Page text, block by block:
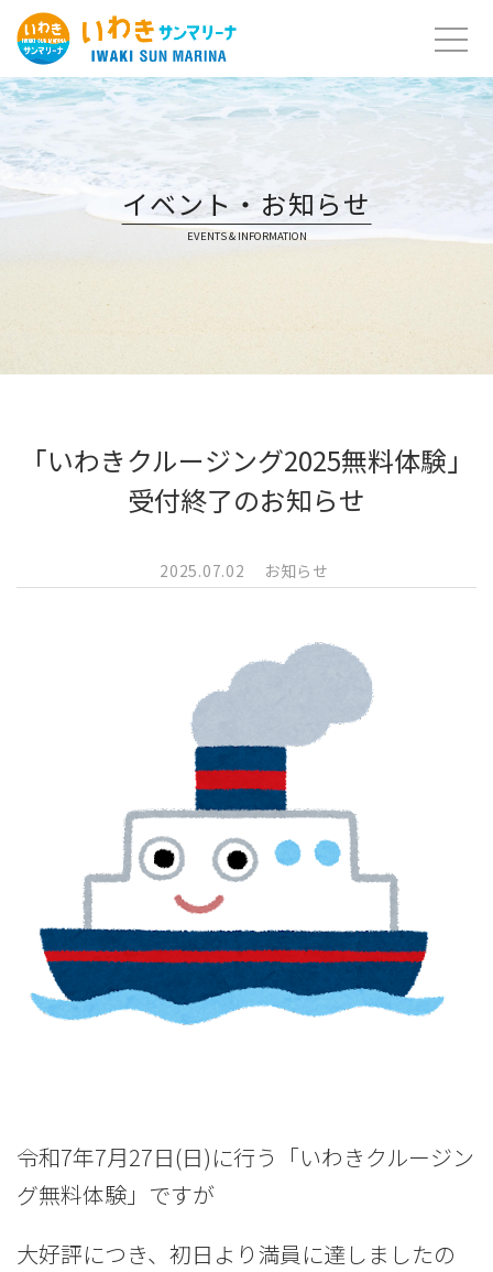
Skip
content
イベント・お知らせ
EVENTS & INFORMATION
「いわきクルージング2025無料体験」
受付終了のお知らせ
2025.07.02 お知らせ
令和7年7月27日(日)に行う「いわきクルージン
グ無料体験」ですが
大好評につき、初日より満員に達しましたの